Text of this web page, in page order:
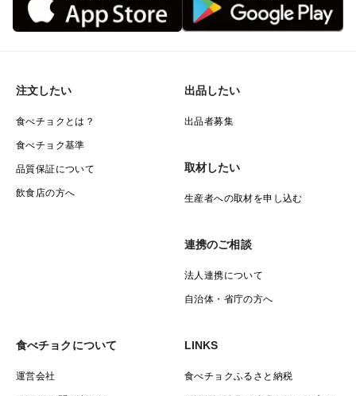
注文したい
食べチョクとは？
食べチョク基準
品質保証について
飲食店の方へ
出品したい
出品者募集
取材したい
生産者への取材を申し込む
連携のご相談
法人連携について
自治体・省庁の方へ
食べチョクについて
運営会社
LINKS
食べチョクふるさと納税